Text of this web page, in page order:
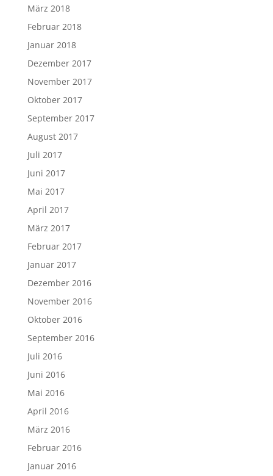
März 2018
Februar 2018
Januar 2018
Dezember 2017
November 2017
Oktober 2017
September 2017
August 2017
Juli 2017
Juni 2017
Mai 2017
April 2017
März 2017
Februar 2017
Januar 2017
Dezember 2016
November 2016
Oktober 2016
September 2016
Juli 2016
Juni 2016
Mai 2016
April 2016
März 2016
Februar 2016
Januar 2016